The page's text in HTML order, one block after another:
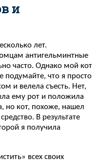
и
лет.
антигельминтные
часто. Однако мой кот
подумайте, что я просто
и велела съесть. Нет,
ему рот и положила
но кот, похоже, нашел
В результате
я получила
всех своих